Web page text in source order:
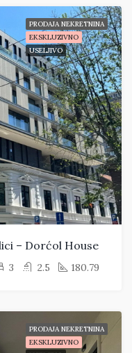
PRODAJA NEKRETNINA
EKSKLUZIVNO
USELJIVO
– Dorćol House
3 2.5 180.79
PRODAJA NEKRETNINA
EKSKLUZIVNO